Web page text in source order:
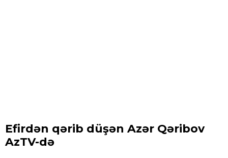
Efirdən qərib düşən Azər Qəribov
AzTV-də